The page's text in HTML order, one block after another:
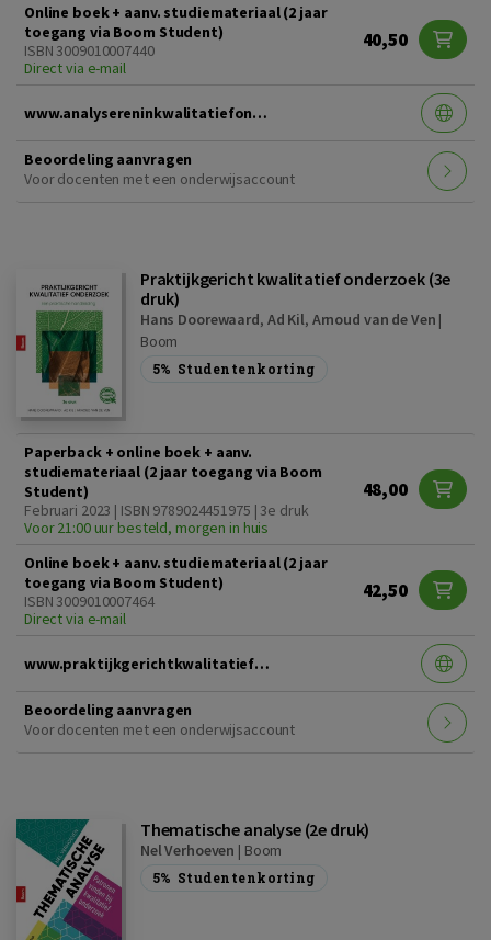
Online boek + aanv. studiemateriaal (2 jaar
toegang via Boom Student)
ISBN 3009010007440
Direct via e-mail
40,50
www.analysereninkwalitatiefonderzoek4edruk.nl
Beoordeling aanvragen
Voor docenten met een onderwijsaccount
Praktijkgericht kwalitatief onderzoek (3e
druk)
Hans Doorewaard, Ad Kil, Arnoud van de Ven |
Boom
5% Studentenkorting
Paperback + online boek + aanv.
studiemateriaal (2 jaar toegang via Boom
Student)
Februari 2023 | ISBN 9789024451975 | 3e druk
Voor 21:00 uur besteld, morgen in huis
48,00
Online boek + aanv. studiemateriaal (2 jaar
toegang via Boom Student)
ISBN 3009010007464
Direct via e-mail
42,50
www.praktijkgerichtkwalitatiefonderzoek3edruk.nl
Beoordeling aanvragen
Voor docenten met een onderwijsaccount
Thematische analyse (2e druk)
Nel Verhoeven | Boom
5% Studentenkorting